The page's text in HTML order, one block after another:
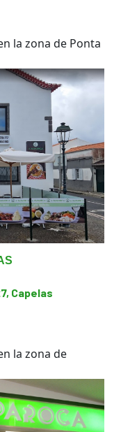
la zona de Ponta
Capelas
la zona de